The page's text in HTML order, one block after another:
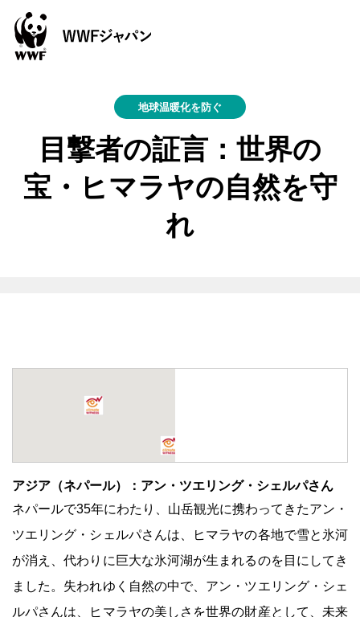
地球温暖化を防ぐ
目撃者の証言：世界の
宝・ヒマラヤの自然を守
れ
アジア（ネパール）：アン・ツエリング・シェルパさん
ネパールで35年にわたり、山岳観光に携わってきたアン・
ツエリング・シェルパさんは、ヒマラヤの各地で雪と氷河
が消え、代わりに巨大な氷河湖が生まれるのを目にしてき
ました。失われゆく自然の中で、アン・ツエリング・シェ
ルパさんは、ヒマラヤの美しさを世界の財産として、未来